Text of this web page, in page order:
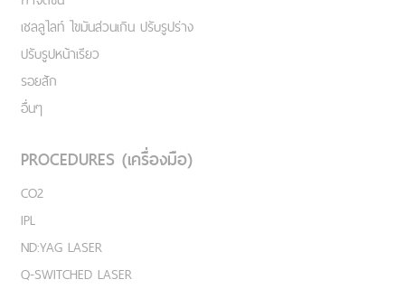
เชลลูไลท์ ไขมันส่วนเกิน ปรับรูปร่าง
ปรับรูปหน้าเรียว
รอยสัก
อื่นๆ
PROCEDURES (เครื่องมือ)
CO2
IPL
ND:YAG LASER
Q-SWITCHED LASER